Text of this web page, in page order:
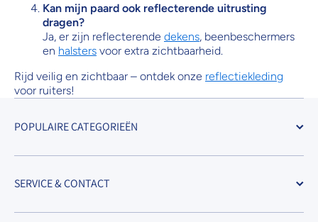
Kan mijn paard ook reflecterende uitrusting
dragen?
Ja, er zijn reflecterende dekens, beenbeschermers
en halsters voor extra zichtbaarheid.
Rijd veilig en zichtbaar – ontdek onze reflectiekleding
voor ruiters!
POPULAIRE CATEGORIEËN
SERVICE & CONTACT